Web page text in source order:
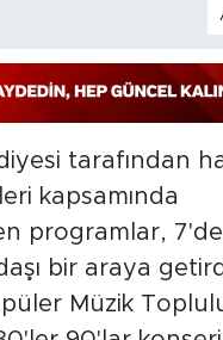
tarafından
kapsamında
programlar,
bir araya
Müzik